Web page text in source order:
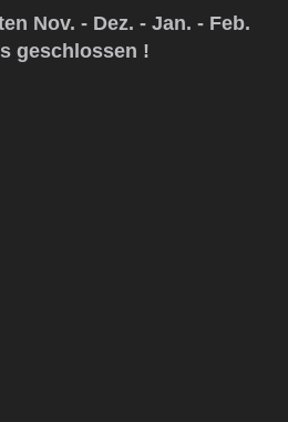
Nov. - Dez. - Jan. - Feb.
geschlossen !